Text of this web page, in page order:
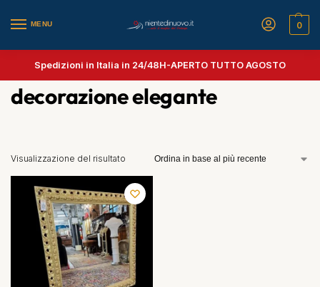
MENU 0
Spedizioni in Italia in 24/48H-APERTO TUTTO AGOSTO
decorazione elegante
Visualizzazione del risultato